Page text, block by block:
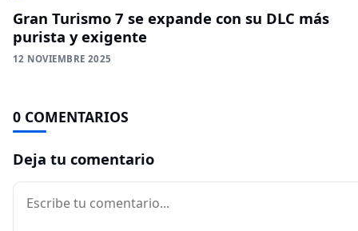
Gran Turismo 7 se expande con su DLC más
purista y exigente
12 NOVIEMBRE 2025
0 COMENTARIOS
Deja tu comentario
Comentario